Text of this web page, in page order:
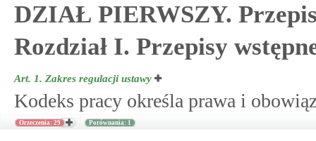
DZIAŁ PIERWSZY.
Rozdział I. Przepisy
Art. 1. Zakres regulacji ustawy
Kodeks pracy określa prawa i
Orzeczenia: 29 Porównania: 1